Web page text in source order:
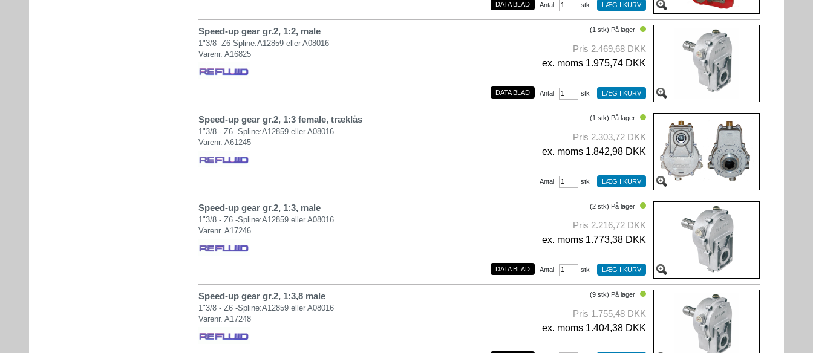
DATA BLAD Antal stk
Speed-up gear gr.2, 1:2, male
1"3/8 -Z6-Spline:A12859 eller A08016
Varenr. A16825
(1 stk) På lager
Pris 2.469,68 DKK
ex. moms 1.975,74 DKK
DATA BLAD Antal stk
Speed-up gear gr.2, 1:3 female, træklås
1"3/8 - Z6 -Spline:A12859 eller A08016
Varenr. A61245
(1 stk) På lager
Pris 2.303,72 DKK
ex. moms 1.842,98 DKK
Antal stk
Speed-up gear gr.2, 1:3, male
1"3/8 - Z6 -Spline:A12859 eller A08016
Varenr. A17246
(2 stk) På lager
Pris 2.216,72 DKK
ex. moms 1.773,38 DKK
DATA BLAD Antal stk
Speed-up gear gr.2, 1:3,8 male
1"3/8 - Z6 -Spline:A12859 eller A08016
Varenr. A17248
(9 stk) På lager
Pris 1.755,48 DKK
ex. moms 1.404,38 DKK